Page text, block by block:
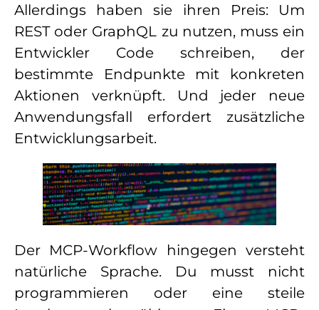
Allerdings haben sie ihren Preis: Um
REST oder GraphQL zu nutzen, muss ein
Entwickler Code schreiben, der
bestimmte Endpunkte mit konkreten
Aktionen verknüpft. Und jeder neue
Anwendungsfall erfordert zusätzliche
Entwicklungsarbeit.
Der MCP-Workflow hingegen versteht
natürliche Sprache. Du musst nicht
programmieren oder eine steile